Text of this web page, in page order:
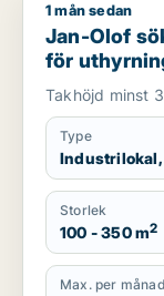
Jan-Olof söker
1 mån sedan
Jan-Olof
för
Takhöjd minst
Type
Industrilokal,
Storlek
100 - 350 m2
Max. per månad